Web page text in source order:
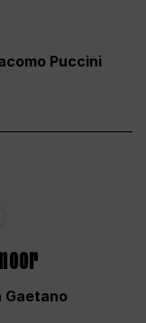
Puccini
Gaetano